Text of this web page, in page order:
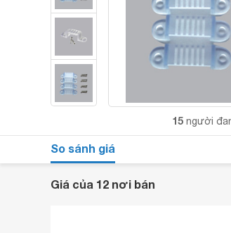
15 người
So sánh giá
Giá của 12 nơi bán